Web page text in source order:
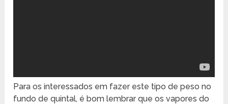
Para os interessados em fazer este tipo de peso no
fundo de quintal, é bom lembrar que os vapores do